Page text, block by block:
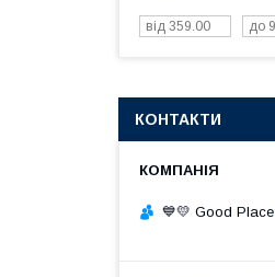
КОНТАКТИ
💙💛 Good Place